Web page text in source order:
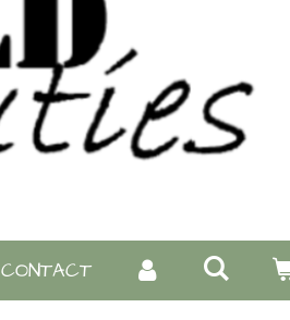
CONTACT